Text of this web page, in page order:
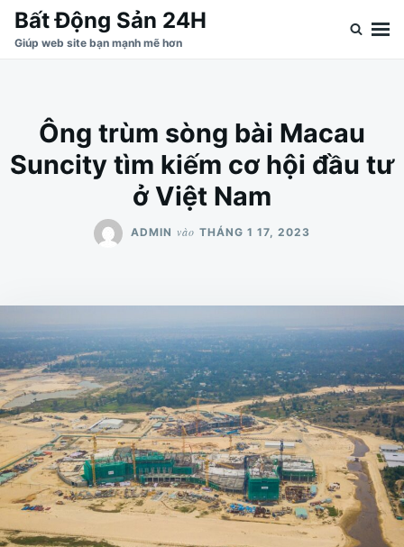
Nhảy
đến
Tìm
kiếm
Bất Động Sản 24H
Giúp web site bạn mạnh mẽ hơn
Ông trùm sòng bài Macau
Suncity tìm kiếm cơ hội đầu tư
ở Việt Nam
ADMIN vào THÁNG 1 17, 2023